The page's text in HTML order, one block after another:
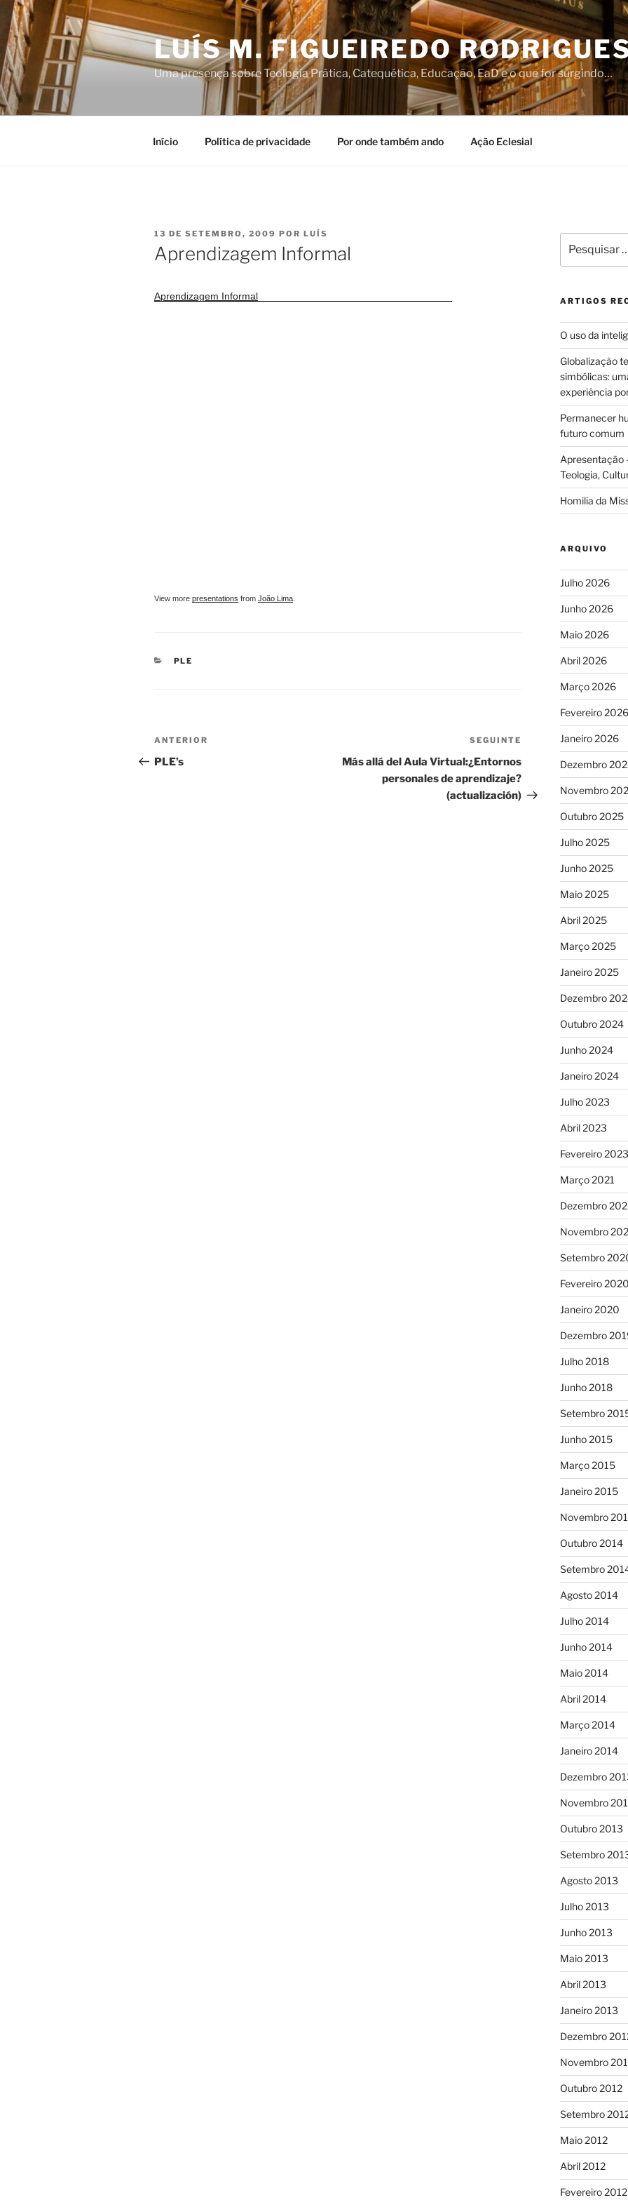
Saltar
para
conteúdo
LUÍS M. FIGUEIREDO
Uma presença sobre Teologia Prática, Catequética, Educação, EaD e o que for surgindo…
Início Política de privacidade Por onde também ando Ação Eclesial
PUBLICADO
EM
13 DE SETEMBRO, 2009 POR LUÍS
Aprendizagem Informal
Aprendizagem Informal
View more presentations from João Lima
CATEGORIAS
PLE
Navegação
de
Conteúdo
anterior
ANTERIOR
PLE’s
Conteúdo
seguinte
SEGUINTE
Más allá del Aula Virtual:¿Entornos
personales de aprendizaje?
(actualización)
por:
ARTIGOS
O uso da
Globalização
simbólicas:
experiência
Permanecer
futuro comum
Apresentação
Teologia,
Homilia da
ARQUIVO
Julho 2026
Junho 2026
Maio 2026
Abril 2026
Março 2026
Fevereiro 2026
Janeiro 2026
Dezembro
Novembro
Outubro 2025
Julho 2025
Junho 2025
Maio 2025
Abril 2025
Março 2025
Janeiro 2025
Dezembro
Outubro 2024
Junho 2024
Janeiro 2024
Julho 2023
Abril 2023
Fevereiro 2023
Março 2021
Dezembro
Novembro
Setembro
Fevereiro 2020
Janeiro 2020
Dezembro
Julho 2018
Junho 2018
Setembro
Junho 2015
Março 2015
Janeiro 2015
Novembro
Outubro 2014
Setembro
Agosto 2014
Julho 2014
Junho 2014
Maio 2014
Abril 2014
Março 2014
Janeiro 2014
Dezembro
Novembro
Outubro 2013
Setembro
Agosto 2013
Julho 2013
Junho 2013
Maio 2013
Abril 2013
Janeiro 2013
Dezembro
Novembro
Outubro 2012
Setembro
Maio 2012
Abril 2012
Fevereiro 2012